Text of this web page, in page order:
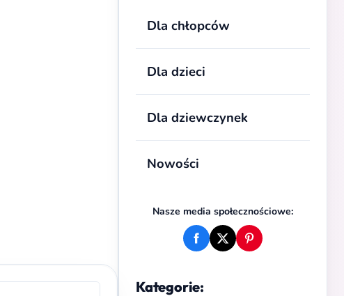
Dla chłopców
Dla dzieci
Dla dziewczynek
Nowości
Nasze media społecznościowe:
Kategorie: